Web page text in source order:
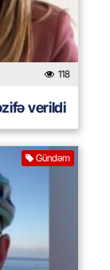
118
verildi
Gündəm